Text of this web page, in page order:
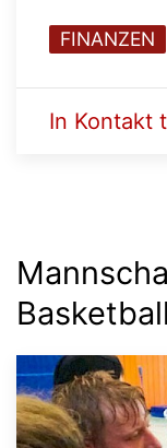
FINANZEN
In Kontakt
Basketball